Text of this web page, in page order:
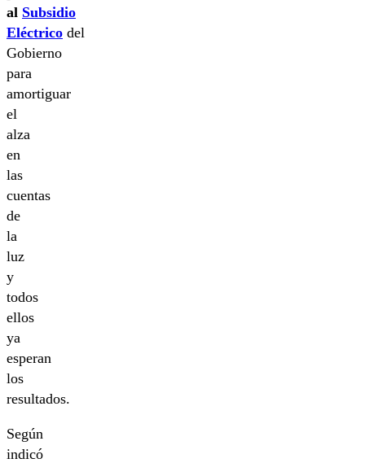
al Subsidio
Eléctrico del
Gobierno
para
amortiguar
el
alza
en
las
cuentas
de
la
luz
y
todos
ellos
ya
esperan
los
resultados.
Según
indicó